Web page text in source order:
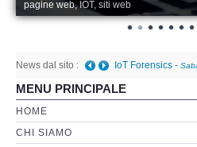
Perizia Smartphone
Perizia Rete dati
Perizia Basi di Dati
Perizia Immagini e Video
pagine web, IOT, siti web
News dal sito : IoT Forensics -
MENU PRINCIPALE
HOME
CHI SIAMO